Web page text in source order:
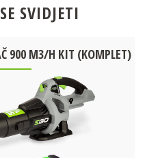
SVIDJETI
900 M3/H KIT (KOMPLET)